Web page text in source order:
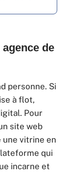
de
personne. Si
à flot,
Pour
site web
une vitrine en
qui
incarne et